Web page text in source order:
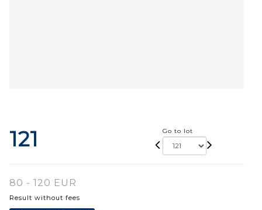
121 Go to lot
80 - 120 EUR
Result without fees